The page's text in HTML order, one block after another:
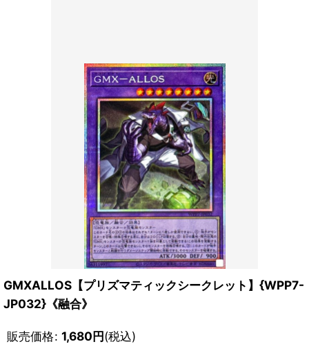
GMXALLOS【プリズマティックシークレット】{WPP7-
JP032}《融合》
販売価格: 1,680円(税込)